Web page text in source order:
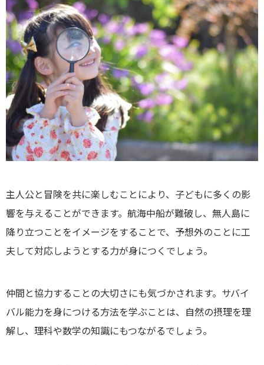
主人公と冒険を共に楽しむことにより、子どもに多くの影
響を与えることができます。航海中船が難破し、無人島に
降り立つことをイメージをすることで、予想外のことに工
夫して対応しようとする力が身につくでしょう。
仲間と協力することの大切さにも気づかされます。サバイ
バル能力を身につける方法を学ぶことは、自然の摂理を理
解し、理科や数学の知識にもつながるでしょう。